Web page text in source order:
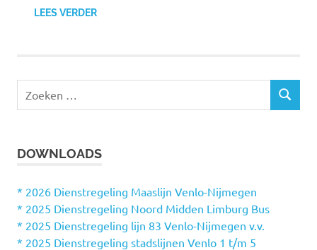
LEES VERDER
e
n
a
a
r
Z
DOWNLOADS
* 2026 Dienstregeling Maaslijn Venlo-Nijmegen
* 2025 Dienstregeling Noord Midden Limburg Bus
* 2025 Dienstregeling lijn 83 Venlo-Nijmegen v.v.
* 2025 Dienstregeling stadslijnen Venlo 1 t/m 5